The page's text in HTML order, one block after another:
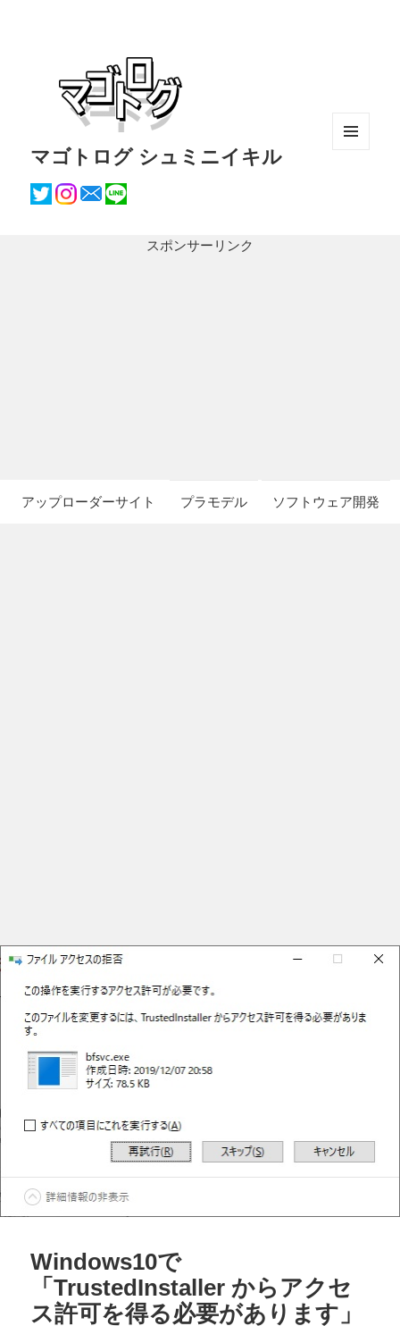
マゴトログ シュミニイキル
スポンサーリンク
アップローダーサイト プラモデル ソフトウェア開発
Windows10で
「TrustedInstaller からアクセ
ス許可を得る必要があります」